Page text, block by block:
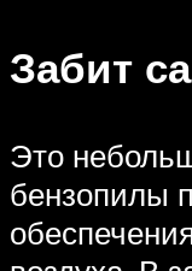
Забит
Это
бензопилы